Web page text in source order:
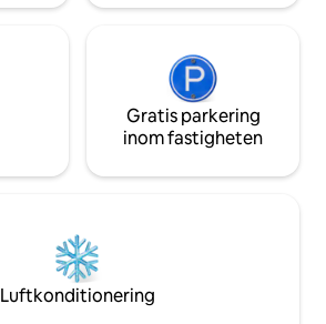
Gratis parkering
inom fastigheten
Luftkonditionering